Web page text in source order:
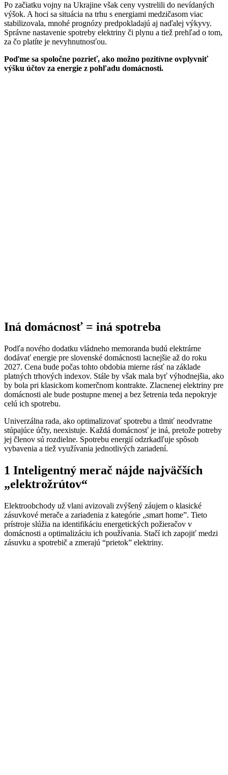
Po začiatku vojny na Ukrajine však ceny vystrelili do nevídaných
výšok. A hoci sa situácia na trhu s energiami medzičasom viac
stabilizovala, mnohé prognózy predpokladajú aj naďalej výkyvy.
Správne nastavenie spotreby elektriny či plynu a tiež prehľad o tom,
za čo platíte je nevyhnutnosťou.
Poďme sa spoločne pozrieť, ako možno pozitívne ovplyvniť
výšku účtov za energie z pohľadu domácnosti.
Iná domácnosť = iná spotreba
Podľa nového dodatku vládneho memoranda budú elektrárne
dodávať energie pre slovenské domácnosti lacnejšie až do roku
2027. Cena bude počas tohto obdobia mierne rásť na základe
platných trhových indexov. Stále by však mala byť výhodnejšia, ako
by bola pri klasickom komerčnom kontrakte. Zlacnenej elektriny pre
domácnosti ale bude postupne menej a bez šetrenia teda nepokryje
celú ich spotrebu.
Univerzálna rada, ako optimalizovať spotrebu a tlmiť neodvratne
stúpajúce účty, neexistuje. Každá domácnosť je iná, pretože potreby
jej členov sú rozdielne. Spotrebu energií odzrkadľuje spôsob
vybavenia a tiež využívania jednotlivých zariadení.
1 Inteligentný merač nájde najväčších
„elektrožrútov“
Elektroobchody už vlani avizovali zvýšený záujem o klasické
zásuvkové merače a zariadenia z kategórie „smart home”. Tieto
prístroje slúžia na identifikáciu energetických požieračov v
domácnosti a optimalizáciu ich používania. Stačí ich zapojiť medzi
zásuvku a spotrebič a zmerajú “prietok” elektriny.